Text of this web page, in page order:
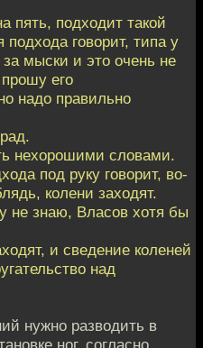
пять, подходит такой
говорит, типа у
за мыски и это очень не
его
надо правильно
нехорошими словами.
под руку говорит, во-
колени заходят.
не знаю, Власов хотя бы
и сведение коленей
над
нужно разводить в
ног, согласно